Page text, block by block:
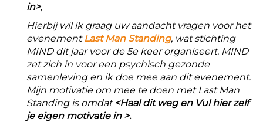
in>,
Hierbij wil ik graag uw aandacht vragen voor het
evenementLast Man Standing, wat stichting
MIND dit jaar voor de 5e keer organiseert. MIND
zet zich in voor een psychisch gezonde
samenleving en ik doe mee aan dit evenement.
Mijn motivatie om mee te doen met Last Man
Standing is omdat <Haal dit weg en Vul hier zelf
je eigen motivatie in >.